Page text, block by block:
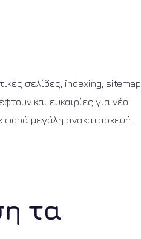
σελίδες, indexing, sitemap
και ευκαιρίες για νέο
φορά μεγάλη ανακατασκευή.
τα